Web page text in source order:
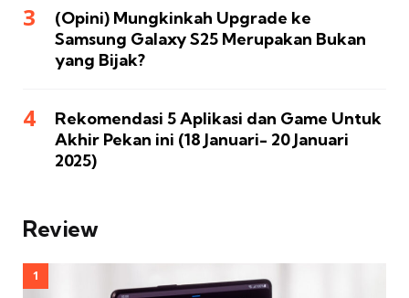
(Opini) Mungkinkah Upgrade ke
Samsung Galaxy S25 Merupakan Bukan
yang Bijak?
Rekomendasi 5 Aplikasi dan Game Untuk
Akhir Pekan ini (18 Januari- 20 Januari
2025)
Review